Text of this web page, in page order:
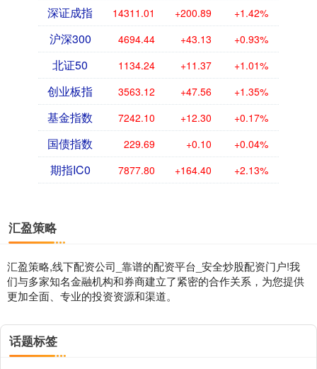
深证成指 14311.01 +200.89 +1.42%
沪深300 4694.44 +43.13 +0.93%
北证50 1134.24 +11.37 +1.01%
创业板指 3563.12 +47.56 +1.35%
基金指数 7242.10 +12.30 +0.17%
国债指数 229.69 +0.10 +0.04%
期指IC0 7877.80 +164.40 +2.13%
汇盈策略
汇盈策略,线下配资公司_靠谱的配资平台_安全炒股配资门户!我
们与多家知名金融机构和券商建立了紧密的合作关系，为您提供
更加全面、专业的投资资源和渠道。
话题标签